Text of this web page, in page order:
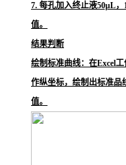
7. 每孔加入终止液50μL
值。
结果判断
绘制标准曲线：在Excel
作纵坐标，绘制出标准品
值。